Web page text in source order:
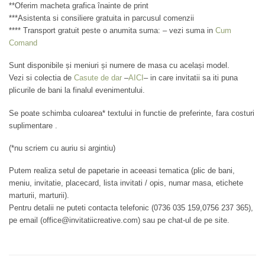
**Oferim macheta grafica înainte de print
***Asistenta si consiliere gratuita in parcusul comenzii
**** Transport gratuit peste o anumita suma: – vezi suma in Cum
Comand
Sunt disponibile și meniuri și numere de masa cu același model.
Vezi si colectia de Casute de dar –AICI – in care invitatii sa iti puna
plicurile de bani la finalul evenimentului.
Se poate schimba culoarea* textului in functie de preferinte, fara costuri
suplimentare .
(*nu scriem cu auriu si argintiu)
Putem realiza setul de papetarie in aceeasi tematica (plic de bani,
meniu, invitatie, placecard, lista invitati / opis, numar masa, etichete
marturii, marturii).
Pentru detalii ne puteti contacta telefonic (0736 035 159,0756 237 365),
pe email (office@invitatiicreative.com) sau pe chat-ul de pe site.